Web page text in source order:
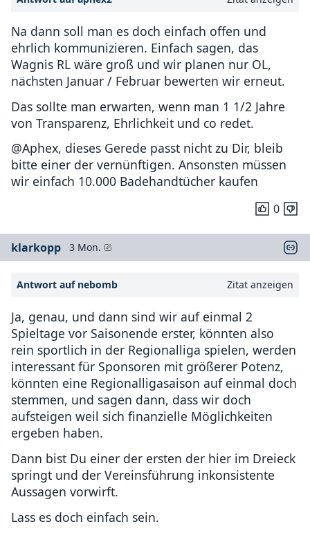
Na dann soll man es doch einfach offen und
ehrlich kommunizieren. Einfach sagen, das
Wagnis RL wäre groß und wir planen nur OL,
nächsten Januar / Februar bewerten wir erneut.
Das sollte man erwarten, wenn man 1 1/2 Jahre
von Transparenz, Ehrlichkeit und co redet.
@Aphex, dieses Gerede passt nicht zu Dir, bleib
bitte einer der vernünftigen. Ansonsten müssen
wir einfach 10.000 Badehandtücher kaufen
0
klarkopp 3 Mon.
Antwort auf nebomb Zitat anzeigen
Ja, genau, und dann sind wir auf einmal 2
Spieltage vor Saisonende erster, könnten also
rein sportlich in der Regionalliga spielen, werden
interessant für Sponsoren mit größerer Potenz,
könnten eine Regionalligasaison auf einmal doch
stemmen, und sagen dann, dass wir doch
aufsteigen weil sich finanzielle Möglichkeiten
ergeben haben.
Dann bist Du einer der ersten der hier im Dreieck
springt und der Vereinsführung inkonsistente
Aussagen vorwirft.
Lass es doch einfach sein.